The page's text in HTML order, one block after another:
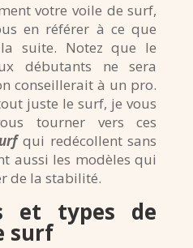
votre voile de surf,
en référer à ce que
suite. Notez que le
débutants ne sera
conseillerait à un pro.
juste le surf, je vous
tourner vers ces
qui redécollent sans
aussi les modèles qui
de la stabilité.
et types de
surf